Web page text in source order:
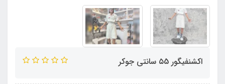
اکشنفیگور ۵5 سانتی جوکر